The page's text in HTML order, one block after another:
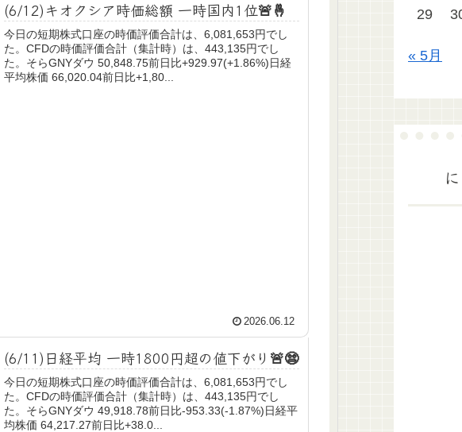
(6/12)キオクシア時価総額 一時国内1位🚨🤞
今日の短期株式口座の時価評価合計は、6,081,653円でし
た。CFDの時価評価合計（集計時）は、443,135円でし
た。そらGNYダウ 50,848.75前日比+929.97(+1.86%)日経
平均株価 66,020.04前日比+1,80...
2026.06.12
(6/11)日経平均 一時1800円超の値下がり🚨😨
今日の短期株式口座の時価評価合計は、6,081,653円でし
た。CFDの時価評価合計（集計時）は、443,135円でし
た。そらGNYダウ 49,918.78前日比-953.33(-1.87%)日経平
均株価 64,217.27前日比+38.0...
29
« 5月